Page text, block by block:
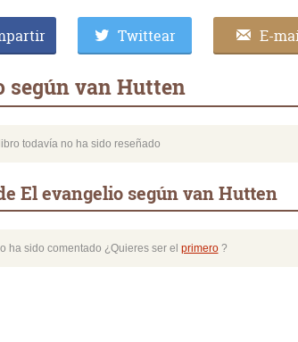
Twittear E-
según van Hutten
todavía no ha sido reseñado
El evangelio según van Hutten
ha sido comentado ¿Quieres ser el primero?